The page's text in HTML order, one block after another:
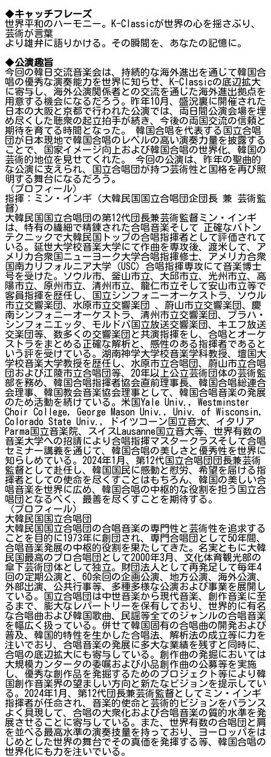
◆キャッチフレーズ
世界平和のハーモニー。K-Classicが世界の心を揺さぶり、
芸術が言葉
より雄弁に語りかける。その瞬間を、あなたの記憶に。
◆公演趣旨
今回の韓日交流音楽会は、持続的な海外進出を通じて韓国合
唱の優秀な演奏能力を世界に知らせ、K-Classicの底辺拡大
に寄与し、海外公演関係者との交流を通じた海外進出拠点を
用意する機会になるだろう。昨年10月、盛況裏に開催された
日本の大阪と京都で行われた公演では、両日間公演会場を埋
め尽くした聴衆の起立拍手が続き、今後の両国交流の信頼と
期待を育てる時間となった。 韓国合唱を代表する国立合唱
団が日本現地で韓国合唱のレベルの高い演奏力量を披露する
ことで、国家イメージ向上および韓国合唱の世界化、韓国の
芸術的地位を見せてくれた。 今回の公演は、昨年の聖曲的
な公演に支えられ、国立合唱団が持つ芸術性と国格を再び照
明する舞台になるだろう。
（プロフィール）
指揮：ミン・インギ（大韓民国国立合唱団企団長 兼 芸術監
督）
大韓民国国立合唱団の第12代団長兼芸術監督ミン・インギ
は、特有の繊細で精錬された合唱音楽そして 正確なバトン
テクニックで大韓民国トップの合唱指揮者として評価されて
いる。延世大学校音楽大学にて作曲を専攻後、渡米して、ア
メリカ合衆国ニューヨーク大学合唱指揮修士、アメリカ合衆
国南カリフォルニア大学（USC）合唱指揮専攻にて音楽博士
号を受けた。ソウル市、釡山市立、大邱市立、光州市立、高
陽市立、原州市立、清州市立、龍仁市立そして安山市立等で
客員指揮を歴任し、国立シンフォニーオーケストラ、ソウル
市立交響楽団、水原市立交響楽団 、蔚山市立交響楽団、慶
南シンフォニーオーケストラ、清州市立交響楽団、プラハ・
シンフォニエッタ、モルドバ国立放送交響楽団、キエフ放送
交楽団等、数多くの交響楽団と共演指揮をし、合唱とオーケ
ストラをまとめる正確な解析と、感性のある指揮者であると
いう評を受けている。湖南神学大学校音楽学科教授、壇国大
学校音楽大学教授を歴任し、水原市立合唱団、蔚山市立合唱
団および江陵市立合唱団等、20年以上公立芸術団体の芸術監
部を務め、韓国合唱指揮者協会直前理事長、韓国合唱総連合
会理事、韓国教会音楽協会理事として、韓国合唱音楽の発展
のため活動を続けている。米国Yale Univ., Westminster
Choir College, George Mason Univ., Univ. of Wisconsin,
Colorado State Univ.，ドイツコーン国立音大、イタリア
Parma国立音楽院、スイスLausanne国立音大等、世界有数の
音楽大学への招請により合唱指揮マスタークラスそして合唱
セミナー講義を通じて、韓国合唱の美しさと優秀性を世界に
知らしめている。2024年1月、第12代国立合唱団団長兼芸術
監督として赴任し、韓国国民に感動と慰労、希望を届ける指
揮者としての使命を尽くすことはもちろん、韓国の美しい合
唱音楽を世界に広め、韓国合唱の中枢的な役割を担う国立合
唱団となるべく、最善を尽くすことを期待する。
（プロフィール）
大韓民国国立合唱団
大韓民国国立合唱団の合唱音楽の専門性と芸術性を追求する
ことを目的に1973年に創団され、専門合唱団として50年間、
合唱音楽発展の中枢的役割を果たしてきた。名実ともに大韓
民国最高のプロ合唱団として2000年3月、文化体育観光部の
傘下芸術団体として独立。財団法人として再発足して毎年4
回の定期公演と、60余回の企画公演、地方公演、海外公演、
外部出演、公共行事等、多種多様な公演および事業を展開し
ている。国立合唱団は中世音楽から現代音楽、創作音楽に至
るまで、膨大なレパートリーを保有しており、世界的に有名
な合唱曲および韓国歌曲、民謡等全てのジャンルの合唱音楽
を幅広く扱っている。併せて韓国固有の合唱曲の開発および
普及、韓国的特性を生かした合唱法、解析法の成立等に力を
注いでおり、合唱音楽の発展に多大な業績を残すと同時に、
合唱の底辺拡大にも寄与している。創作曲の発掘においては
大規模カンタータの委嘱および小品創作曲の公募等を実施
し、優秀な創作品を発掘するためのプロジェクト等により韓
国創作音楽界の望ましい方向と新たなビジョンを提示してい
る。2024年1月、第12代団長兼芸術監督としてミン・インギ
指揮者が任命され、音楽的使命と芸術的ビジョンをバランス
よく具現して、合唱の大衆化および合唱音楽の質的水準を発
展させることに寄与している。また、世界有数の合唱団と肩
を並べる最高水準の演奏技量を持っており、ヨーロッパをは
じめとした世界の舞台でその真価を発揮する等、韓国合唱の
世界化にも力を注いでいる。